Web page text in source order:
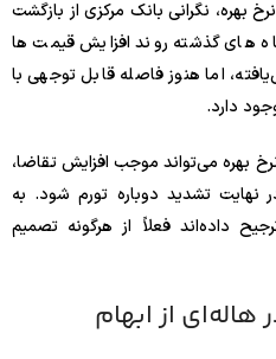
بهره، نگرانی بانک مرکزی از بازگشت
های گذشته روند افزایش قیمت‌ ها
اما هنوز فاصله قابل توجهی با
دارد.
بهره می‌تواند موجب افزایش تقاضا،
نهایت تشدید دوباره تورم شود. به
داده‌اند فعلاً از هرگونه تصمیم
هاله‌ای از ابهام